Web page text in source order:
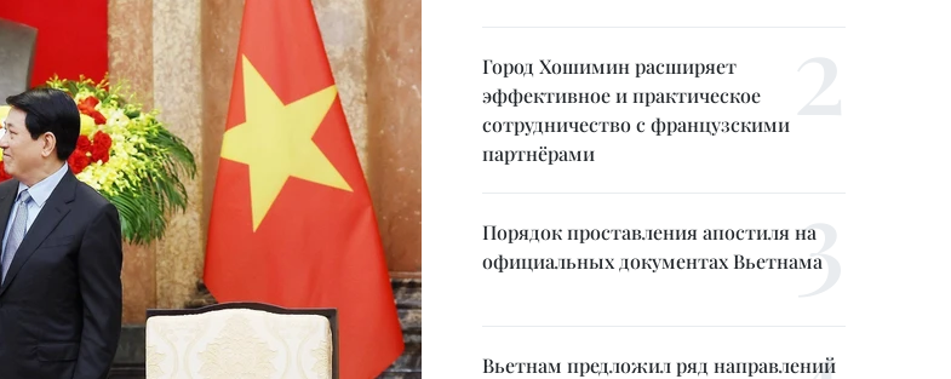
Город Хошимин расширяет
эффективное и практическое
сотрудничество с французскими
партнёрами
Порядок проставления апостиля на
официальных документах Вьетнама
Вьетнам предложил ряд направлений